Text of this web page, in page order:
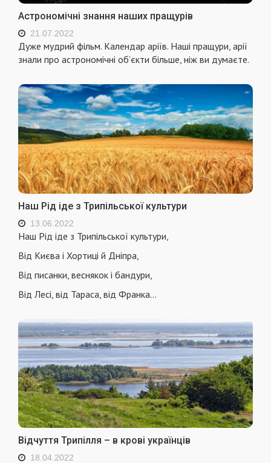
Астрономічні знання наших пращурів
21.07.2022
Дуже мудрий фільм. Календар аріїв. Наші пращури, арії
знали про астрономічні об’єкти більше, ніж ви думаєте.
Наш Рід іде з Трипільської культури
13.06.2022
Наш Рід іде з Трипільської культури,
Від Києва і Хортиці й Дніпра,
Від писанки, веснякок і бандури,
Від Лесі, від Тараса, від Франка…
Відчуття Трипілля – в крові українців
18.04.2022